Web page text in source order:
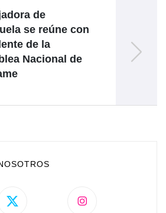
de
se reúne con
de la
Nacional de